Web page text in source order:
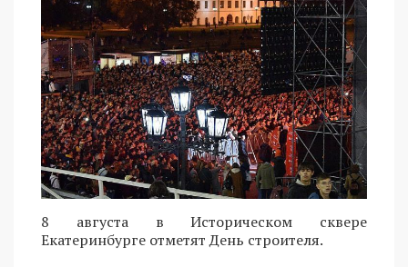
8 августа в Историческом сквере
Екатеринбурге отметят День строителя.